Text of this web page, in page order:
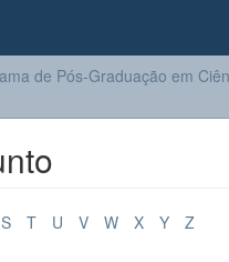
de Pós-Graduação em
S T U V W X Y Z